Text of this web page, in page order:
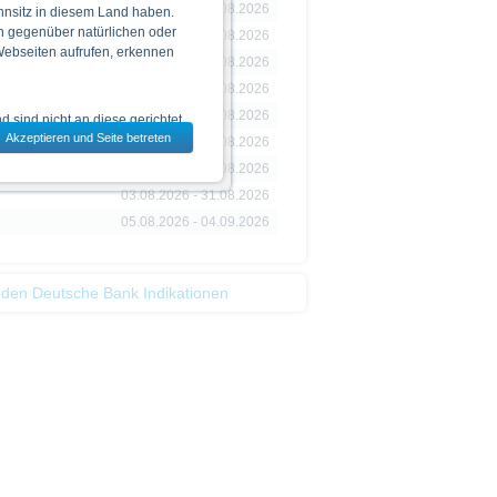
05.08.2026 - 18.08.2026
05.08.2026 - 18.08.2026
05.08.2026 - 18.08.2026
05.08.2026 - 18.08.2026
05.08.2026 - 18.08.2026
05.08.2026 - 18.08.2026
03.08.2026 - 27.08.2026
03.08.2026 - 31.08.2026
05.08.2026 - 04.09.2026
Deutsche Bank Indikationen
in diesem Land haben.
gegenüber natürlichen oder
aufrufen, erkennen
sind nicht an diese gerichtet.
jeweils ausgewählten Land
den Wertpapieren
Endgültigen
das allein verbindliche
einer Anlageentscheidung
in bestimmten
für Rechnung von US-
Akzeptieren und Seite betreten